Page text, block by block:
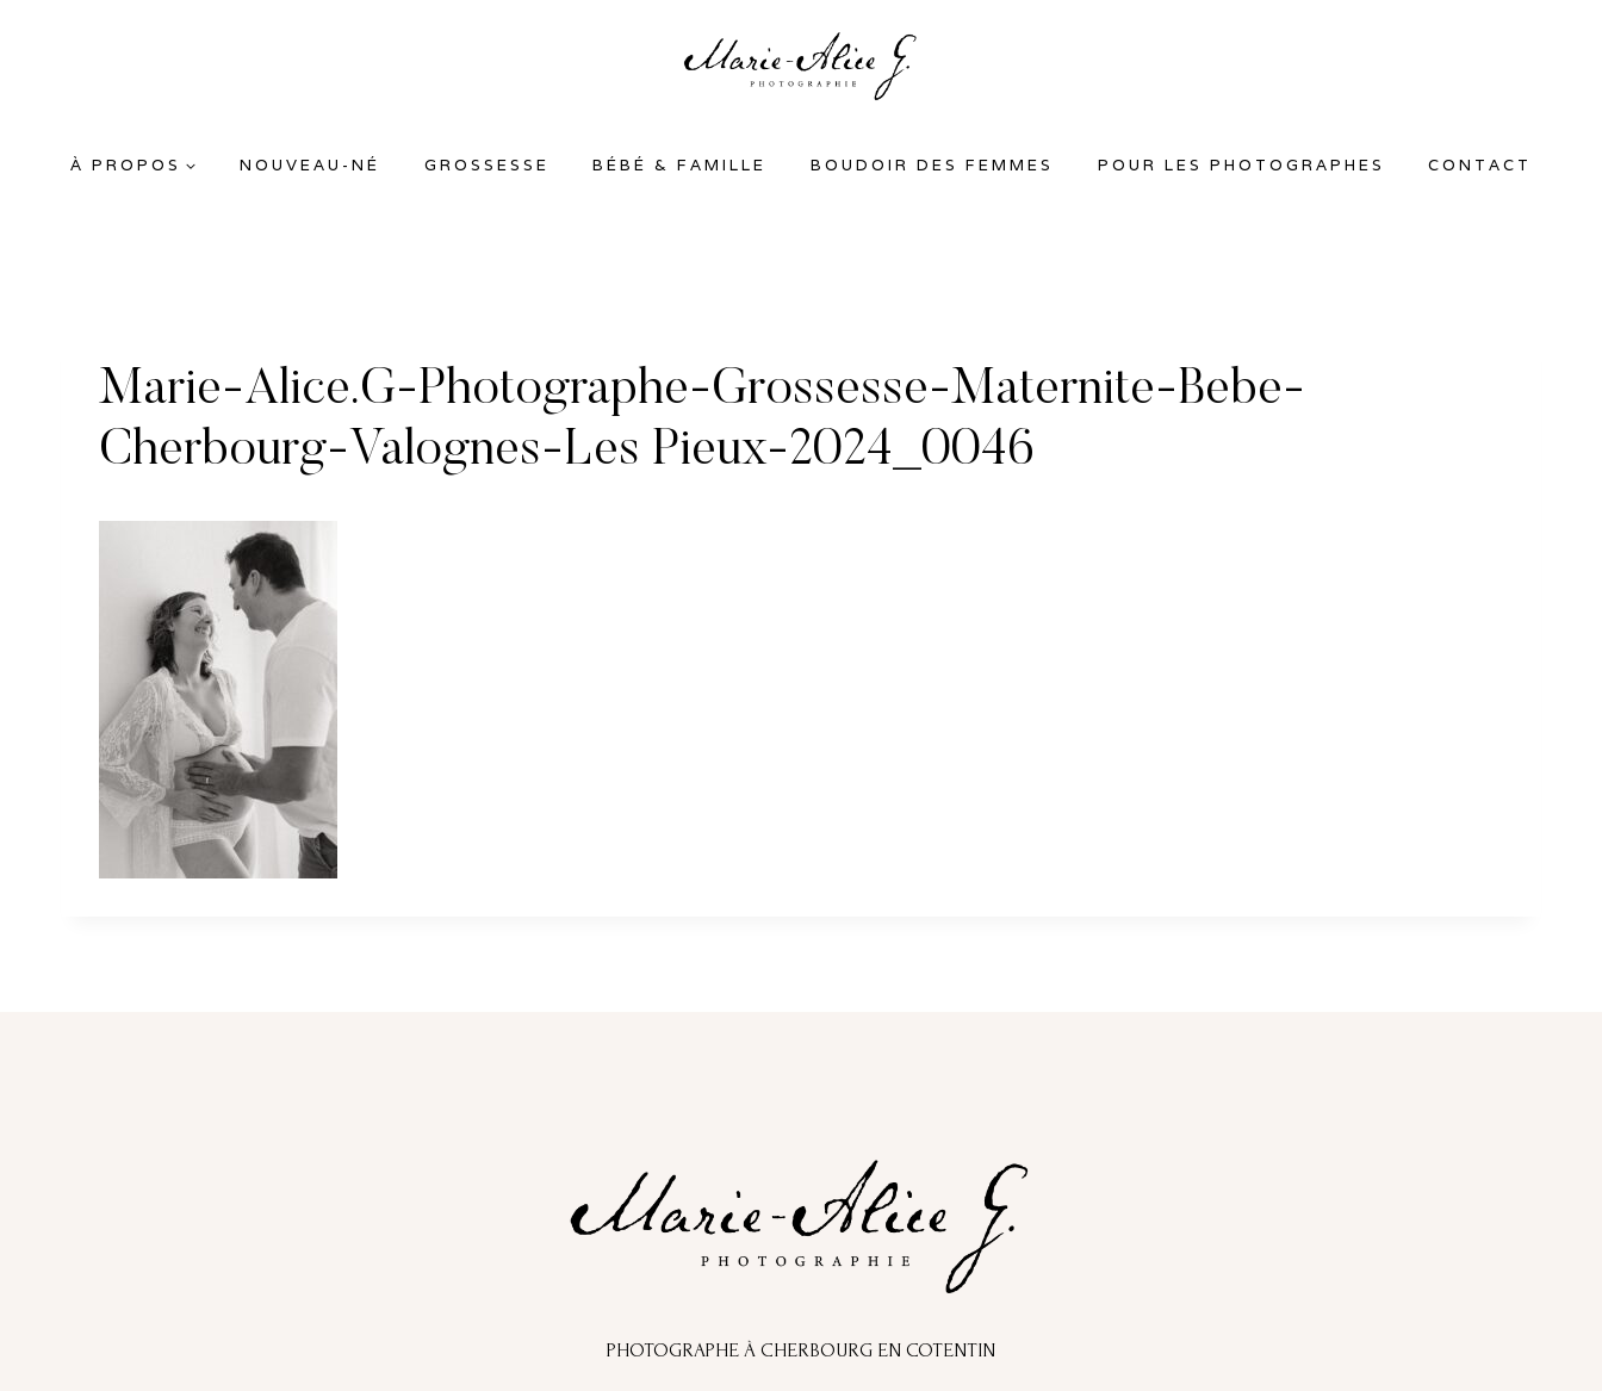
À PROPOS NOUVEAU-NÉ GROSSESSE BÉBÉ & FAMILLE BOUDOIR DES FEMMES POUR LES PHOTOGRAPHES CONTACT
Marie-Alice.G-Photographe-Grossesse-Maternite-Bebe-
Cherbourg-Valognes-Les Pieux-2024_0046
PHOTOGRAPHE À CHERBOURG EN COTENTIN